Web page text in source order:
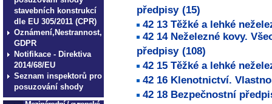
stavebních konstrukcí
dle EU 305/2011 (CPR)
Oznámení,Nestrannost,
GDPR
Notifikace - Direktiva
2014/68/EU
Seznam inspektorů pro
posuzování shody
předpisy (15)
42 13 Těžké a lehké
42 14 Neželezné kovy.
předpisy (108)
42 15 Těžké a lehké
42 16 Klenotnictví.
42 18 Bezpečnostní